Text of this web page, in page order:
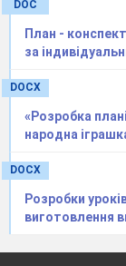
будь-
потім
дії
Осі
параметрів
треба
– Види,
DOC
План -
за
DOCX
«Розробка
народна
DOCX
Розробки
виготовлення